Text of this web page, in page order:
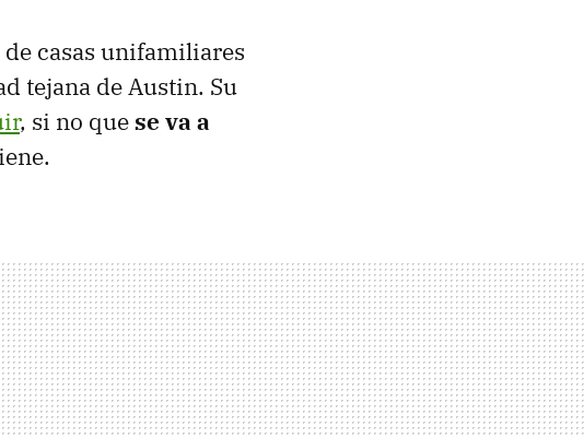
casas unifamiliares
tejana de Austin. Su
, si no quese va a